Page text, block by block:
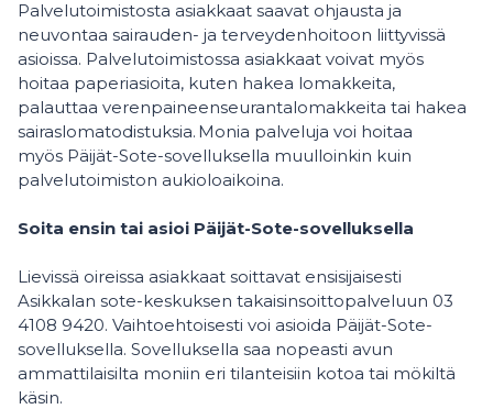
Palvelutoimistosta asiakkaat saavat ohjausta ja
neuvontaa sairauden- ja terveydenhoitoon liittyvissä
asioissa. Palvelutoimistossa asiakkaat voivat myös
hoitaa paperiasioita, kuten hakea lomakkeita,
palauttaa verenpaineenseurantalomakkeita tai hakea
sairaslomatodistuksia. Monia palveluja voi hoitaa
myös Päijät-Sote-sovelluksella muulloinkin kuin
palvelutoimiston aukioloaikoina.
Soita ensin tai asioi Päijät-Sote-sovelluksella
Lievissä oireissa asiakkaat soittavat ensisijaisesti
Asikkalan sote-keskuksen takaisinsoittopalveluun 03
4108 9420. Vaihtoehtoisesti voi asioida Päijät-Sote-
sovelluksella. Sovelluksella saa nopeasti avun
ammattilaisilta moniin eri tilanteisiin kotoa tai mökiltä
käsin.